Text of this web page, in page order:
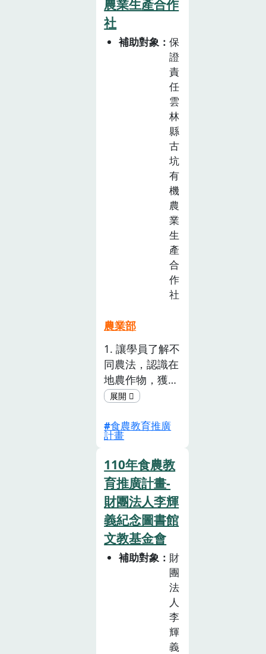
愛魚、慢慢吃魚
等理念。
農業生產合作
社
補助對象
保
證
責
任
雲
林
縣
古
坑
有
機
農
業
生
產
合
作
社
農業部
1. 讓學員了解不
同農法，認識在
地農作物，獲得
食材及食品在營
訊，提 升消費
判斷力。2. 藉由
模擬遊戲讓學員
體驗思考決策的
過程，而遊戲結
果所呈現的環境
樣貌，能讓學員
對自己的消費行
為影響力有更深
刻的認知。3. 增
加民眾對友善或
有機農業的實際
行動支持，促進
友善與有機農業
成長，維護生態
食農教育推廣
計畫
110年食農教
育推廣計畫-
財團法人李輝
義紀念圖書館
文教基金會
補助對象
財
團
法
人
李
輝
義